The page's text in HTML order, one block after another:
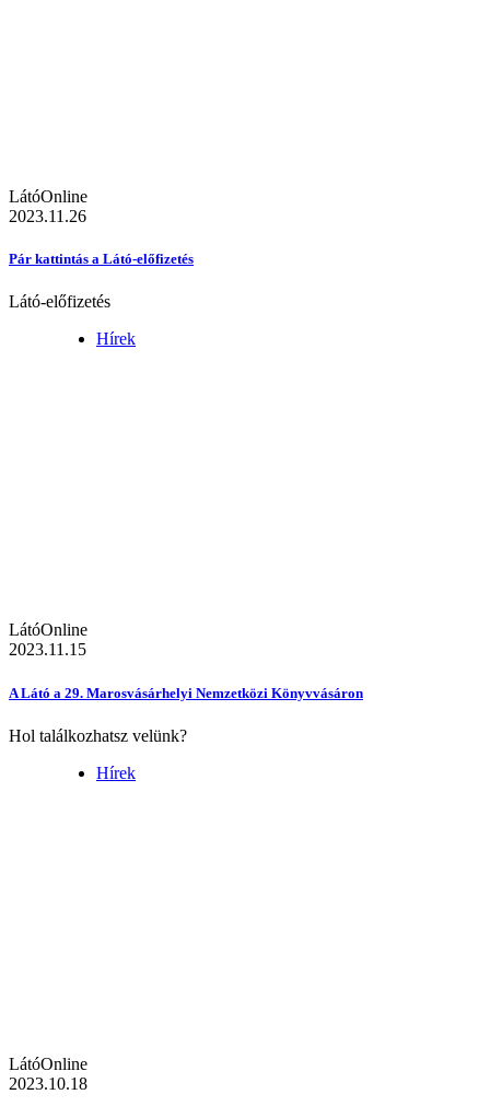
LátóOnline
2023.11.26
Pár kattintás a Látó-előfizetés
Látó-előfizetés
Hírek
LátóOnline
2023.11.15
A Látó a 29. Marosvásárhelyi Nemzetközi Könyvvásáron
Hol találkozhatsz velünk?
Hírek
LátóOnline
2023.10.18